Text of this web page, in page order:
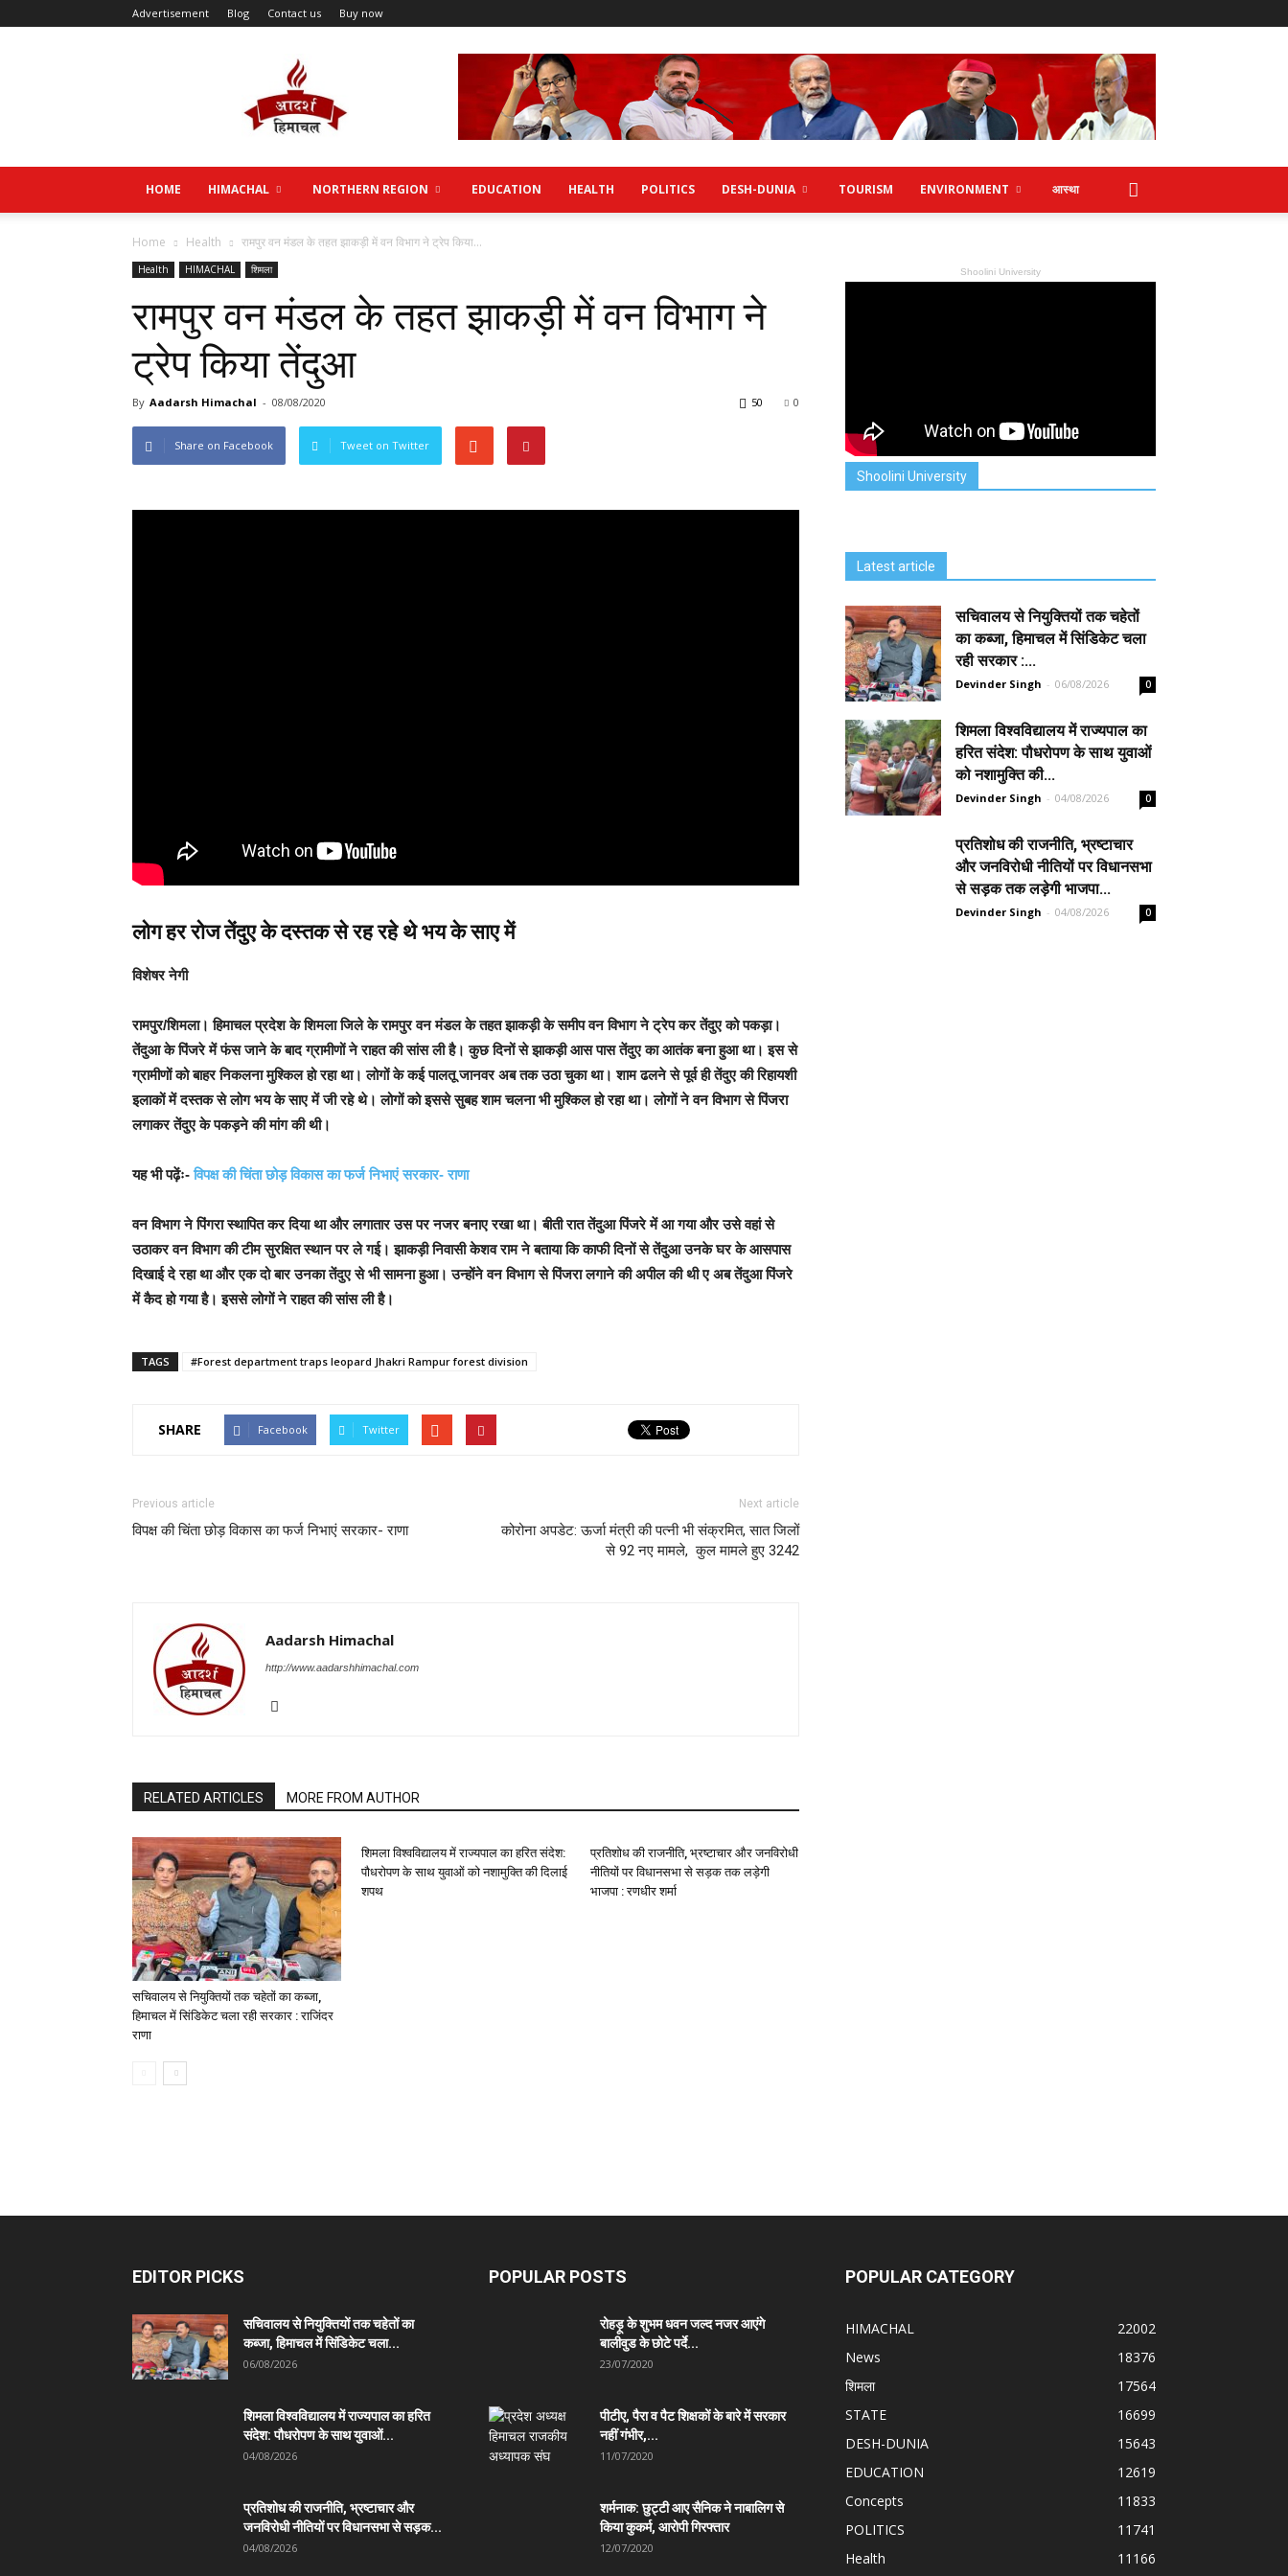
Advertisement Blog Contact us Buy now
HOME HIMACHAL NORTHERN REGION EDUCATION HEALTH POLITICS DESH-DUNIA TOURISM ENVIRONMENT आस्था
Home Health रामपुर वन मंडल के तहत झाकड़ी में वन विभाग ने ट्रेप किया...
Health HIMACHAL शिमला
रामपुर वन मंडल के तहत झाकड़ी में वन विभाग ने
ट्रेप किया तेंदुआ
By Aadarsh Himachal - 08/08/2020 0
50
Share on Facebook Tweet on Twitter
लोग हर रोज तेंदुए के दस्तक से रह रहे थे भय के साए में
विशेषर नेगी
रामपुर/शिमला। हिमाचल प्रदेश के शिमला जिले के रामपुर वन मंडल के तहत झाकड़ी के समीप वन विभाग ने ट्रेप कर तेंदुए को पकड़ा।
तेंदुआ के पिंजरे में फंस जाने के बाद ग्रामीणों ने राहत की सांस ली है। कुछ दिनों से झाकड़ी आस पास तेंदुए का आतंक बना हुआ था। इस से
ग्रामीणों को बाहर निकलना मुश्किल हो रहा था। लोगों के कई पालतू जानवर अब तक उठा चुका था।शाम ढलने से पूर्व ही तेंदुए की रिहायशी
इलाकों में दस्तक से लोग भय के साए में जी रहे थे। लोगों को इससे सुबह शाम चलना भी मुश्किल हो रहा था। लोगों ने वन विभाग से पिंजरा
लगाकर तेंदुए के पकड़ने की मांग की थी।
यह भी पढ़ेंः-विपक्ष की चिंता छोड़ विकास का फर्ज निभाएं सरकार- राणा
वन विभाग ने पिंगरा स्थापित कर दिया था और लगातार उस पर नजर बनाए रखा था। बीती रात तेंदुआ पिंजरे में आ गया और उसे वहां से
उठाकर वन विभाग की टीम सुरक्षित स्थान पर ले गई। झाकड़ी निवासी केशव राम ने बताया कि काफी दिनों से तेंदुआ उनके घर के आसपास
दिखाई दे रहा था और एक दो बार उनका तेंदुए से भी सामना हुआ।उन्होंने वन विभाग से पिंजरा लगाने की अपील की थी ए अब तेंदुआ पिंजरे
में कैद हो गया है। इससे लोगों ने राहत की सांस ली है।
TAGS #Forest department traps leopard Jhakri Rampur forest division
SHARE Facebook Twitter
Previous article
विपक्ष की चिंता छोड़ विकास का फर्ज निभाएं सरकार- राणा
Next article
कोरोना अपडेट: ऊर्जा मंत्री की पत्नी भी संक्रमित, सात जिलों
से 92 नए मामले, कुल मामले हुए 3242
Aadarsh Himachal
http://www.aadarshhimachal.com
RELATED ARTICLES MORE FROM AUTHOR
सचिवालय से नियुक्तियों तक चहेतों का कब्जा,
हिमाचल में सिंडिकेट चला रही सरकार : राजिंदर
राणा
शिमला विश्वविद्यालय में राज्यपाल का हरित संदेश:
पौधरोपण के साथ युवाओं को नशामुक्ति की दिलाई
शपथ
प्रतिशोध की राजनीति, भ्रष्टाचार और जनविरोधी
नीतियों पर विधानसभा से सड़क तक लड़ेगी
भाजपा : रणधीर शर्मा
Shoolini University
Shoolini University
Latest article
सचिवालय से नियुक्तियों तक चहेतों
का कब्जा, हिमाचल में सिंडिकेट चला
रही सरकार :...
Devinder Singh - 06/08/2026 0
शिमला विश्वविद्यालय में राज्यपाल का
हरित संदेश: पौधरोपण के साथ युवाओं
को नशामुक्ति की...
Devinder Singh - 04/08/2026 0
प्रतिशोध की राजनीति, भ्रष्टाचार
और जनविरोधी नीतियों पर विधानसभा
से सड़क तक लड़ेगी भाजपा...
Devinder Singh - 04/08/2026 0
EDITOR PICKS
सचिवालय से नियुक्तियों तक चहेतों का
कब्जा, हिमाचल में सिंडिकेट चला...
06/08/2026
शिमला विश्वविद्यालय में राज्यपाल का हरित
संदेश: पौधरोपण के साथ युवाओं...
04/08/2026
प्रतिशोध की राजनीति, भ्रष्टाचार और
जनविरोधी नीतियों पर विधानसभा से सड़क...
04/08/2026
POPULAR POSTS
रोहड़ू के शुभम धवन जल्द नजर आएंगे
बालीवुड के छोटे पर्दे...
23/07/2020
पीटीए, पैरा व पैट शिक्षकों के बारे में सरकार
नहीं गंभीर,...
11/07/2020
शर्मनाक: छुट्टी आए सैनिक ने नाबालिग से
किया कुकर्म, आरोपी गिरफ्तार
12/07/2020
POPULAR CATEGORY
HIMACHAL
22002
News
18376
शिमला
17564
STATE
16699
DESH-DUNIA
15643
EDUCATION
12619
Concepts
11833
POLITICS
11741
Health
11166